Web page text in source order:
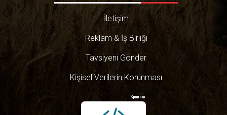
İletişim
Reklam & İş Birliği
Tavsiyeni Gönder
Kişisel Verilerin Korunması
Sponsor